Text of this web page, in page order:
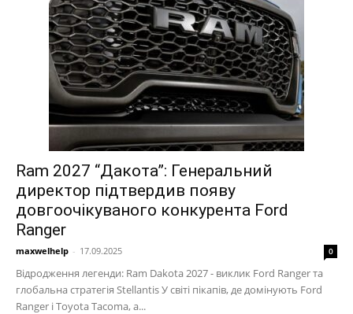
Ram 2027 “Дакота”: Генеральний
директор підтвердив появу
довгоочікуваного конкурента Ford
Ranger
maxwelhelp - 17.09.2025 0
Відродження легенди: Ram Dakota 2027 - виклик Ford Ranger та
глобальна стратегія Stellantis У світі пікапів, де домінують Ford
Ranger і Toyota Tacoma, а...